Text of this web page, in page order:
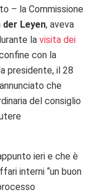
– la Commissione
der Leyen, aveva
la visita dei
con la
presidente, il 28
che
del consiglio
ieri e che è
interni “un buon